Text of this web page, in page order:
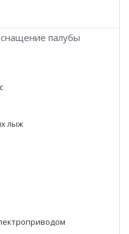
палубы
лыж